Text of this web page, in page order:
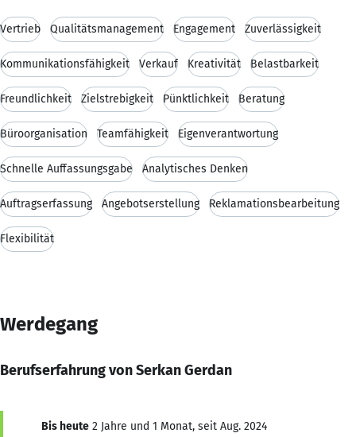
Vertrieb Qualitätsmanagement Engagement Zuverlässigkeit
Kommunikationsfähigkeit Verkauf Kreativität Belastbarkeit
Freundlichkeit Zielstrebigkeit Pünktlichkeit Beratung
Büroorganisation Teamfähigkeit Eigenverantwortung
Schnelle Auffassungsgabe Analytisches Denken
Auftragserfassung Angebotserstellung Reklamationsbearbeitung
Flexibilität
Werdegang
Berufserfahrung von Serkan Gerdan
Bis heute 2 Jahre und 1 Monat, seit Aug. 2024